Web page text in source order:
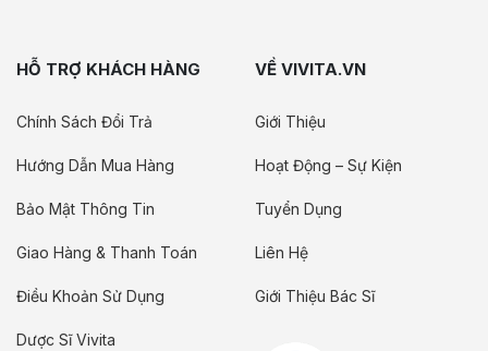
HỖ TRỢ KHÁCH HÀNG
Chính Sách Đổi Trả
Hướng Dẫn Mua Hàng
Bảo Mật Thông Tin
Giao Hàng & Thanh Toán
Điều Khoản Sử Dụng
Dược Sĩ Vivita
VỀ VIVITA.VN
Giới Thiệu
Hoạt Động – Sự Kiện
Tuyển Dụng
Liên Hệ
Giới Thiệu Bác Sĩ